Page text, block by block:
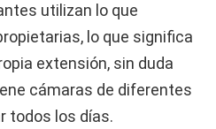
utilizan lo que
lo que significa
extensión, sin duda
cámaras de diferentes
todos los días.